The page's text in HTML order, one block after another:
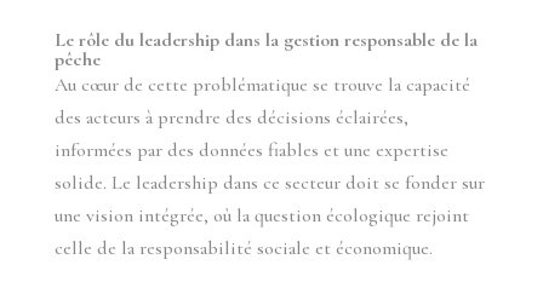
Le rôle du leadership dans la gestion responsable de la
pêche
Au cœur de cette problématique se trouve la capacité
des acteurs à prendre des décisions éclairées,
informées par des données fiables et une expertise
solide. Le leadership dans ce secteur doit se fonder sur
une vision intégrée, où la question écologique rejoint
celle de la responsabilité sociale et économique.